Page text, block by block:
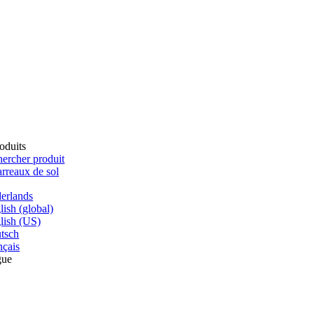
(global)
(US)
produit
de sol